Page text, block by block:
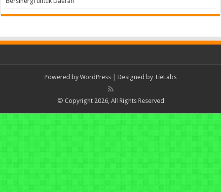
Powered by WordPress | Designed by TieLabs
© Copyright 2026, All Rights Reserved